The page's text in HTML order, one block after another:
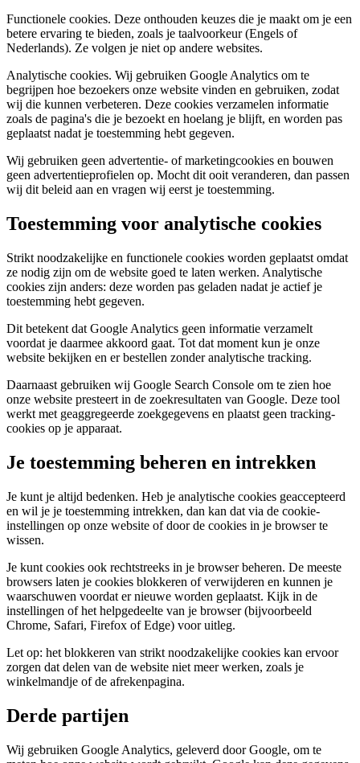
Functionele cookies. Deze onthouden keuzes die je maakt om je een
betere ervaring te bieden, zoals je taalvoorkeur (Engels of
Nederlands). Ze volgen je niet op andere websites.
Analytische cookies. Wij gebruiken Google Analytics om te
begrijpen hoe bezoekers onze website vinden en gebruiken, zodat
wij die kunnen verbeteren. Deze cookies verzamelen informatie
zoals de pagina's die je bezoekt en hoelang je blijft, en worden pas
geplaatst nadat je toestemming hebt gegeven.
Wij gebruiken geen advertentie- of marketingcookies en bouwen
geen advertentieprofielen op. Mocht dit ooit veranderen, dan passen
wij dit beleid aan en vragen wij eerst je toestemming.
Toestemming voor analytische cookies
Strikt noodzakelijke en functionele cookies worden geplaatst omdat
ze nodig zijn om de website goed te laten werken. Analytische
cookies zijn anders: deze worden pas geladen nadat je actief je
toestemming hebt gegeven.
Dit betekent dat Google Analytics geen informatie verzamelt
voordat je daarmee akkoord gaat. Tot dat moment kun je onze
website bekijken en er bestellen zonder analytische tracking.
Daarnaast gebruiken wij Google Search Console om te zien hoe
onze website presteert in de zoekresultaten van Google. Deze tool
werkt met geaggregeerde zoekgegevens en plaatst geen tracking-
cookies op je apparaat.
Je toestemming beheren en intrekken
Je kunt je altijd bedenken. Heb je analytische cookies geaccepteerd
en wil je je toestemming intrekken, dan kan dat via de cookie-
instellingen op onze website of door de cookies in je browser te
wissen.
Je kunt cookies ook rechtstreeks in je browser beheren. De meeste
browsers laten je cookies blokkeren of verwijderen en kunnen je
waarschuwen voordat er nieuwe worden geplaatst. Kijk in de
instellingen of het helpgedeelte van je browser (bijvoorbeeld
Chrome, Safari, Firefox of Edge) voor uitleg.
Let op: het blokkeren van strikt noodzakelijke cookies kan ervoor
zorgen dat delen van de website niet meer werken, zoals je
winkelmandje of de afrekenpagina.
Derde partijen
Wij gebruiken Google Analytics, geleverd door Google, om te